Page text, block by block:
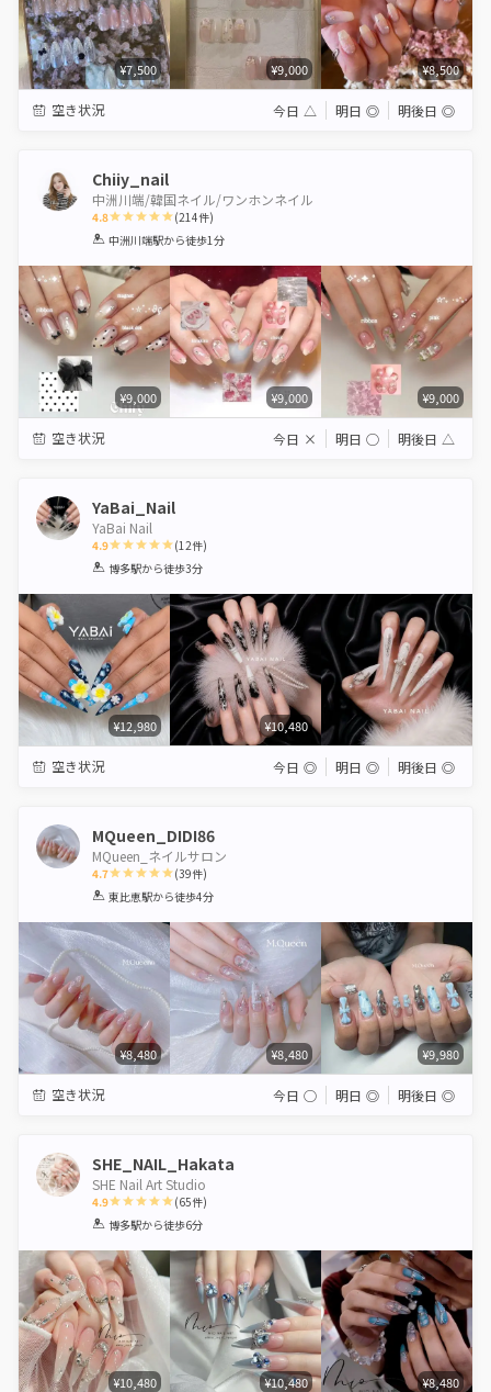
¥7,500 ¥9,000 ¥8,500
空き状況 今日 △ 明日 ◎ 明後日 ◎
Chiiy_nail
中洲川端/韓国ネイル/ワンホンネイル
4.8
1 2 3 4 5
(214件)
中洲川端駅から徒歩1分
¥9,000 ¥9,000 ¥9,000
空き状況 今日 × 明日 ◯ 明後日 △
YaBai_Nail
YaBai Nail
4.9
1 2 3 4 5
(12件)
博多駅から徒歩3分
¥12,980 ¥10,480
空き状況 今日 ◎ 明日 ◎ 明後日 ◎
MQueen_DIDI86
MQueen_ネイルサロン
4.7
1 2 3 4 5
(39件)
東比恵駅から徒歩4分
¥8,480 ¥8,480 ¥9,980
空き状況 今日 ◯ 明日 ◎ 明後日 ◎
SHE_NAIL_Hakata
SHE Nail Art Studio
4.9
1 2 3 4 5
(65件)
博多駅から徒歩6分
¥10,480 ¥10,480 ¥8,480